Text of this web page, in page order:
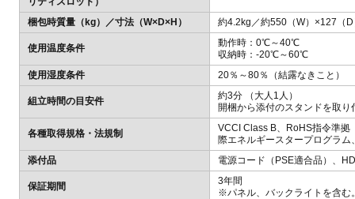
梱包時質量（kg）／寸法（W×D×H） 約4.2kg／約550（W）×127（
使用温度条件
動作時：0℃～40℃
収納時：-20℃～60℃
使用湿度条件
20％～80％（結露なきこと）
組立時間の目安件
約3分 （大人1人）
開梱から添付のスタンドを取
各種取得規格・法規制
VCCI Class B、RoHS指令準拠
際エネルギースタープログラム
添付品
電源コード（PSE適合品）、
保証期間
3年間
※パネル、バックライトを含む